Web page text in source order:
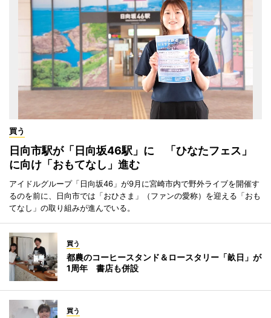
買う
日向市駅が「日向坂46駅」に 「ひなたフェス」
に向け「おもてなし」進む
アイドルグループ「日向坂46」が9月に宮崎市内で野外ライブを開催す
るのを前に、日向市では「おひさま」（ファンの愛称）を迎える「おも
てなし」の取り組みが進んでいる。
買う
都農のコーヒースタンド＆ロースタリー「畝日」が
1周年 書店も併設
買う